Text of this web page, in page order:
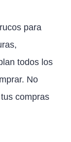
para
todos los
No
compras